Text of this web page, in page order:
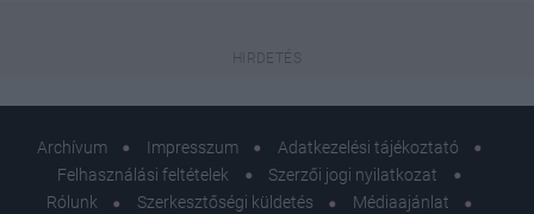
Archívum Impresszum
Adatkezelési tájékoztató
Felhasználási feltételek
Szerzői jogi nyilatkozat
Rólunk
Szerkesztőségi küldetés
Médiaajánlat